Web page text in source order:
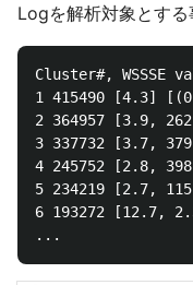
Logを解析対象とする
Cluster#,
1 415490 [4.3]
2 364957 [3.9,
3 337732 [3.7,
4 245752 [2.8,
5 234219 [2.7,
6 193272 [12.7,